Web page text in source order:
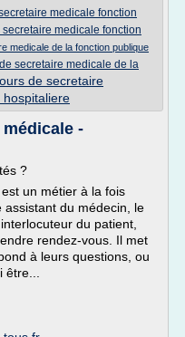
medicale fonction
medicale fonction
medicale de la fonction publique
secretaire medicale de la
de secretaire
hospitaliere
-
?
un métier à la fois
du médecin, le
du patient,
rendez-vous. Il met
à leurs questions, ou